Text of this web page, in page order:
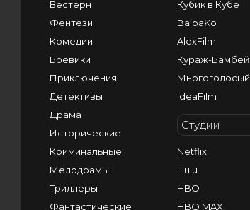
Вестерн
Фентези
Комедии
Боевики
Приключения
Детективы
Драма
Исторические
Криминальные
Мелодрамы
Триллеры
Фантастические
Кубик в Кубе
BaibaKo
AlexFilm
Кураж-Бамбей
Многоголосый
IdeaFilm
Студии
Netflix
Hulu
HBO
HBO MAX